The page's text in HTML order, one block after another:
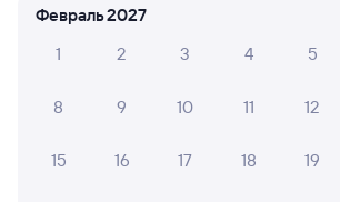
По данному маршруту ходит 0 поездов.
Инструкция по приобретению билетов
Февраль 2027
1
2 3 4 5
8 9 10 11 12
15 16 17 18 19